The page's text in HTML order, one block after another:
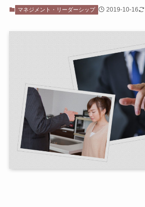
マネジメント・リーダーシップ 2019-10-16